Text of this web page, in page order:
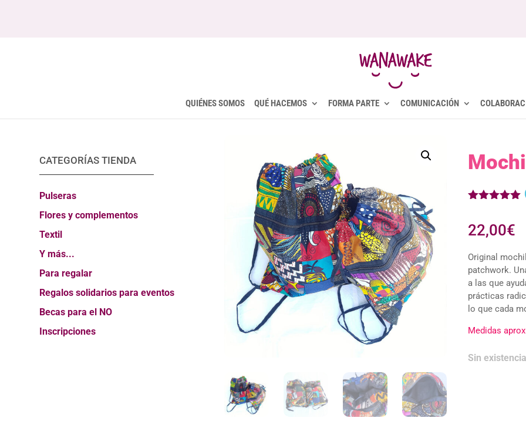
QUIÉNES SOMOS QUÉ HACEMOS FORMA PARTE COMUNICACIÓN
CATEGORÍAS TIENDA
Pulseras
Flores y complementos
Textil
Y más...
Para regalar
Regalos solidarios para eventos
Becas para el NO
Inscripciones
de 5 en
base a
s de
clientes
22,00€
Original
patchwork.
a las que
prácticas
lo que cada
Medidas
Sin